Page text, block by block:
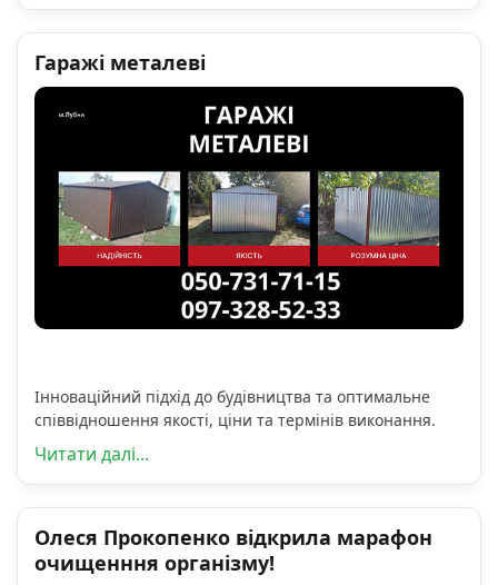
Гаражі металеві
Інноваційний підхід до будівництва та оптимальне
співвідношення якості, ціни та термінів виконання.
Читати далі...
Олеся Прокопенко відкрила марафон
очищенння організму!